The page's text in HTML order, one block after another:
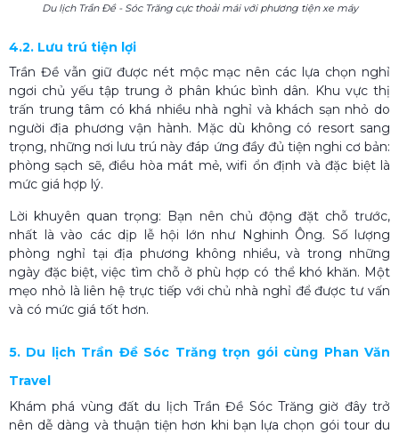
Du lịch Trần Đề - Sóc Trăng cực thoải mái với phương tiện xe máy
4.2. Lưu trú tiện lợi
Trần Đề vẫn giữ được nét mộc mạc nên các lựa chọn nghỉ
ngơi chủ yếu tập trung ở phân khúc bình dân. Khu vực thị
trấn trung tâm có khá nhiều nhà nghỉ và khách sạn nhỏ do
người địa phương vận hành. Mặc dù không có resort sang
trọng, những nơi lưu trú này đáp ứng đầy đủ tiện nghi cơ bản:
phòng sạch sẽ, điều hòa mát mẻ, wifi ổn định và đặc biệt là
mức giá hợp lý.
Lời khuyên quan trọng: Bạn nên chủ động đặt chỗ trước,
nhất là vào các dịp lễ hội lớn như Nghinh Ông. Số lượng
phòng nghỉ tại địa phương không nhiều, và trong những
ngày đặc biệt, việc tìm chỗ ở phù hợp có thể khó khăn. Một
mẹo nhỏ là liên hệ trực tiếp với chủ nhà nghỉ để được tư vấn
và có mức giá tốt hơn.
5. Du lịch Trần Đề Sóc Trăng trọn gói cùng Phan Văn
Travel
Khám phá vùng đất du lịch Trần Đề Sóc Trăng giờ đây trở
nên dễ dàng và thuận tiện hơn khi bạn lựa chọn gói tour du